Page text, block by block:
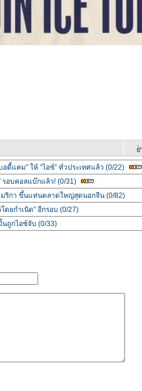
ดี้แคม” ให้ “ไอซ์” ทั่วประเทศแล้ว (0/22)
รอบคอลแบ๊กแล้ว! (0/31)
มริกา ขึ้นแท่นตลาดใหญ่สุดนอกจีน (0/82)
ยกำเนิด” อีกรอบ (0/27)
นถูกไอซ์จับ (0/33)